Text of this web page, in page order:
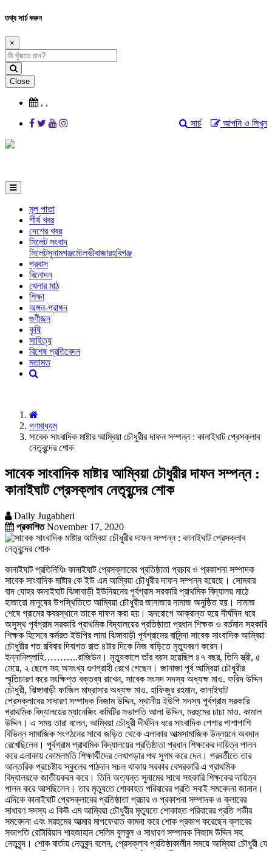
তথ্য সার্চ করুন
×
Close
, ,
আপনি ও লিখুন
সার্চ
মূল পাতা
শীর্ষ খবর
দেশের খবর
সিলেট সংবাদ
সিলেটসুনামগঞ্জমৌলভীবাজারহবিগঞ্জ
প্রবাস
বিনোদন
খেলার মাঠ
শিক্ষা
অঙ্গন-প্রাঙ্গন
গুণীজন
কৃষি
সাহিত্য
বিশেষ প্রতিবেদন
মতামত
গণমাধ্যম
সাবেক সাংবাদিক মাষ্টার আম্বিয়া চৌধুরীর দাফন সম্পন্ন : কানাইঘাট প্রেসক্লাব
নেতৃবৃন্দের শোক
সাবেক সাংবাদিক মাষ্টার আম্বিয়া চৌধুরীর দাফন সম্পন্ন :
কানাইঘাট প্রেসক্লাব নেতৃবৃন্দের শোক
Daily Jugabheri
প্রকাশিতNovember 17, 2020
কানাইঘাট প্রতিনিধিঃ কানাইঘাট প্রেসক্লাবের প্রতিষ্ঠাতা প্রচার ও প্রকাশনা সম্পাদক
সাবেক সাংবাদিক মাষ্টার কে ইউ এম আম্বিয়া চৌধুরীর দাফন সম্পন্ন হয়েছে। সোমবার
বাদ যোহর কানাইঘাট ঝিঙ্গাবাড়ী ইউনিয়নের পূর্বগ্রাম সরকারি প্রাথমিক বিদ্যালয় মাঠে
হাজারো মানুষের উপস্থিতিতে আম্বিয়া চৌধুরীর জানাজার নামাজ অনুষ্ঠিত হয়। নামাজ
শেষে গ্রামের কবরস্থানে তাকে দাফন করা হয়। হৃদরোগে আক্রান্ত হয়ে দীর্ঘদিন ধরে
অসুস্থ পূর্বগ্রাম সরকারি প্রাথমিক বিদ্যালয়ের প্রতিষ্ঠাতা প্রধান শিক্ষক ও বর্তমান সহকারি
শিক্ষক হিসেবে কর্মরত ইউপির লামা ঝিঙ্গাবাড়ী পূর্বগ্রামের বাসিন্দা সাবেক সাংবাদিক আম্বিয়া
চৌধুরীর গত রবিবার দিবাগত রাত ৪টার দিকে নিজ বাড়িতে মৃত্যুবরণ করেন।
ইন্নানিল্লাহি………..রাজিউন। মৃত্যুকালে তাঁর বয়স হয়েছিল ৪৭ বছর, তিনি স্ত্রী, ৫
মেয়ে, ২ ছেলে সহ অসংখ্য গুণগ্রাহী রেখে গেছেন। জানাজা পূর্ব আম্বিয়া চৌধুরীর
স্মৃতিচারণ করে সংক্ষিপ্ত বক্তব্য রাখেন, সাবেক সংসদ সদস্য অধ্যক্ষ মাও. ফরিদ উদ্দিন
চৌধুরী, ঝিঙ্গাবাড়ী ফাজিল মাদ্রাসার অধ্যক্ষ মাও. হাফিজুর রহমান, কানাইঘাট
প্রেসক্লাবের সাধারণ সম্পাদক নিজাম উদ্দিন, স্থানীয় ইউপি সদস্য পূর্বগ্রাম সরকারি
প্রাথমিক বিদ্যালয়ের ম্যানেজিং কমিটির সভাপতি আলা উদ্দিন, মরহুমের চাচা মাও. কামাল
উদ্দিন। এ সময় তারা বলেন, আম্বিয়া চৌধুরী দীর্ঘদিন ধরে সাংবাদিক পেশার পাশাপাশি
বিভিন্ন সামাজিক সংগঠনের সাথে জড়িত থেকে এলাকার আত্মসামাজিক উন্নয়নে অবদান
রেখেছিলেন। পূর্বগ্রাম প্রাথমিক বিদ্যালয়ের প্রতিষ্ঠাতা প্রধান শিক্ষকের দায়িত্ব পালন
করে এলাকায় কোমলমতি শিক্ষার্থীদের লেখাপড়ার পথ সুগম করে দেন। পরবর্তীতে তার
আন্তরিক প্রচেষ্টায় স্কুলের পাঠদান সচল থাকায় সরকার বেসরকারি এ প্রাথমিক
বিদ্যালয়কে জাতীয়করন করে। তিনি অত্যন্ত সুনামের সাথে সহকারি শিক্ষকের দায়িত্ব
পালন করে আসছিলেন। তার মৃত্যুতে শোকাহত পরিবারের প্রতি সবাই সমবেদনা জানান।
এদিকে কানাইঘাট প্রেসক্লাবের প্রতিষ্ঠাতা প্রচার ও প্রকাশনা সম্পাদক ও ক্লাবের
সাধারণ সদস্য এ কিউ এম আম্বিয়া চৌধুরীর মৃত্যুতে শোকাহত পরিবারের প্রতি গভীর
সমবেদনা এবং মরহুমের আত্মার মাগফেরাত কামনা করে শোক প্রকাশ করেছেন ক্লাবের
সভাপতি রোটারিয়ান শাহজাহান সেলিম বুলবুল ও সাধারণ সম্পাদক নিজাম উদ্দিন সহ
নেতৃবৃন্দ। শোক বার্তায় নেতৃবৃন্দ বলেন, প্রেসক্লাব প্রতিষ্ঠাকালীন সময়ে আম্বিয়া চৌধুরী যে